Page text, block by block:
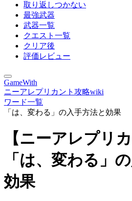
取り返しつかない
最強武器
武器一覧
クエスト一覧
クリア後
評価レビュー
GameWith
ニーアレプリカント攻略wiki
ワード一覧
「は、変わる」の入手方法と効果
【ニーアレプリ
「は、変わる」
効果